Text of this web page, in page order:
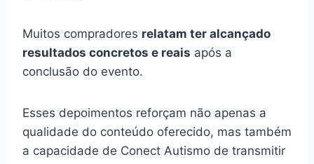
Muitos compradores relatam ter alcançado
resultados concretos e reais após a
conclusão do evento.
Esses depoimentos reforçam não apenas a
qualidade do conteúdo oferecido, mas também
a capacidade de Conect Autismo de transmitir